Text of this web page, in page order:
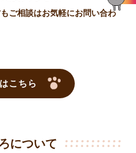
ご相談はお気軽にお問い合わ
について
こちら